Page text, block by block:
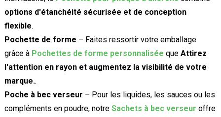
options d'étanchéité sécurisée et de conception
flexible.
Pochette de forme – Faites ressortir votre emballage
grâce à Pochettes de forme personnalisée que Attirez
l'attention en rayon et augmentez la visibilité de votre
marque..
Poche à bec verseur – Pour les liquides, les sauces ou les
compléments en poudre, notre Sachets à bec verseur offre